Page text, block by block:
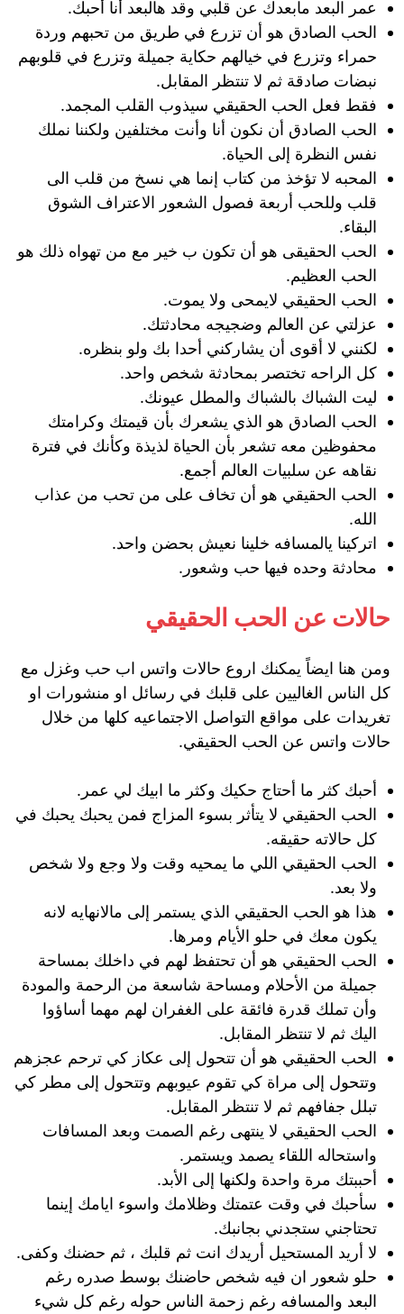
عمر البعد مابعدك عن قلبي وقد هالبعد أنا أحبك.
الحب الصادق هو أن تزرع في طريق من تحبهم وردة
حمراء وتزرع في خيالهم حكاية جميلة وتزرع في قلوبهم
نبضات صادقة ثم لا تنتظر المقابل.
فقط فعل الحب الحقيقي سيذوب القلب المجمد.
الحب الصادق أن نكون أنا وأنت مختلفين ولكننا نملك
نفس النظرة إلى الحياة.
المحبه لا تؤخذ من كتاب إنما هي نسخ من قلب الى
قلب وللحب أربعة فصول الشعور الاعتراف الشوق
البقاء.
الحب الحقيقى هو أن تكون ب خير مع من تهواه ذلك هو
الحب العظيم.
الحب الحقيقي لايمحى ولا يموت.
عزلتي عن العالم وضجيجه محادثتك.
لكنني لا أقوى أن يشاركني أحدا بك ولو بنظره.
كل الراحه تختصر بمحادثة شخص واحد.
ليت الشباك بالشباك والمطل عيونك.
الحب الصادق هو الذي يشعرك بأن قيمتك وكرامتك
محفوظين معه تشعر بأن الحياة لذيذة وكأنك في فترة
نقاهه عن سلبيات العالم أجمع.
الحب الحقيقي هو أن تخاف على من تحب من عذاب
الله.
اتركينا يالمسافه خلينا نعيش بحضن واحد.
محادثة وحده فيها حب وشعور.
حالات عن الحب الحقيقي
ومن هنا ايضاً يمكنك اروع حالات واتس اب حب وغزل مع
كل الناس الغاليين على قلبك في رسائل او منشورات او
تغريدات على مواقع التواصل الاجتماعيه كلها من خلال
حالات واتس عن الحب الحقيقي.
أحبك كثر ما أحتاج حكيك وكثر ما ابيك لي عمر.
الحب الحقيقي لا يتأثر بسوء المزاج فمن يحبك يحبك في
كل حالاته حقيقه.
الحب الحقيقي اللي ما يمحيه وقت ولا وجع ولا شخص
ولا بعد.
هذا هو الحب الحقيقي الذي يستمر إلى مالانهايه لانه
يكون معك في حلو الأيام ومرها.
الحب الحقيقي هو أن تحتفظ لهم في داخلك بمساحة
جميلة من الأحلام ومساحة شاسعة من الرحمة والمودة
وأن تملك قدرة فائقة على الغفران لهم مهما أساؤوا
اليك ثم لا تنتظر المقابل.
الحب الحقيقي هو أن تتحول إلى عكاز كي ترحم عجزهم
وتتحول إلى مراة كي تقوم عيوبهم وتتحول إلى مطر كي
تبلل جفافهم ثم لا تنتظر المقابل.
الحب الحقيقي لا ينتهى رغم الصمت وبعد المسافات
واستحاله اللقاء يصمد ويستمر.
أحببتك مرة واحدة ولكنها إلى الأبد.
سأحبك في وقت عتمتك وظلامك واسوء ايامك إينما
تحتاجني ستجدني بجانبك.
لا أريد المستحيل أريدك انت ثم قلبك ، ثم حضنك وكفى.
حلو شعور ان فيه شخص حاضنك بوسط صدره رغم
البعد والمسافه رغم زحمة الناس حوله رغم كل شيء